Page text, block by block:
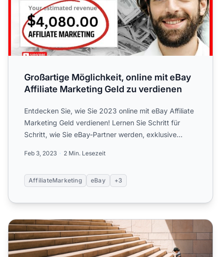
Großartige Möglichkeit, online mit eBay
Affiliate Marketing Geld zu verdienen
Entdecken Sie, wie Sie 2023 online mit eBay Affiliate
Marketing Geld verdienen! Lernen Sie Schritt für
Schritt, wie Sie eBay-Partner werden, exklusive
Feb 3, 2023 2 Min. Lesezeit
AffiliateMarketing eBay +3
Affiliate-Marketing für Einsteiger